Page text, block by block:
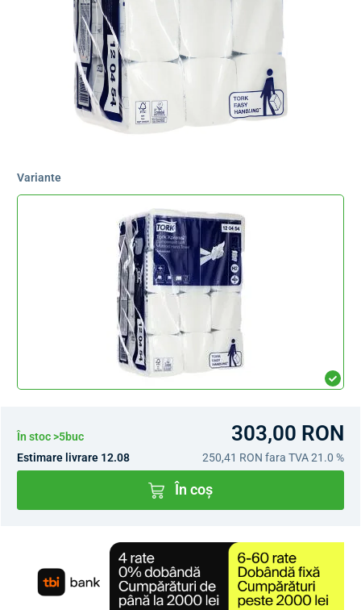
Variante
În stoc >5buc 303,00 RON
Estimare livrare 12.08 250,41 RON fara TVA 21.0 %
În coș